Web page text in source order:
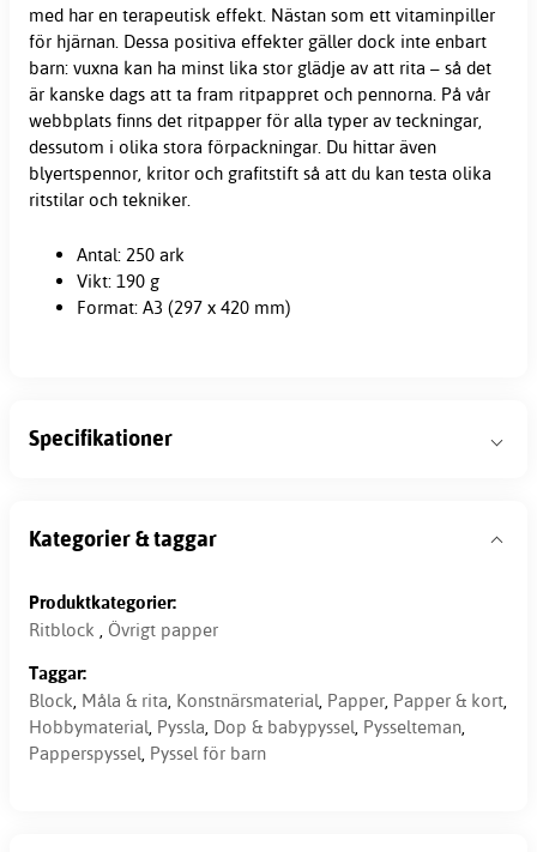
med har en terapeutisk effekt. Nästan som ett vitaminpiller
för hjärnan. Dessa positiva effekter gäller dock inte enbart
barn: vuxna kan ha minst lika stor glädje av att rita – så det
är kanske dags att ta fram ritpappret och pennorna. På vår
webbplats finns det ritpapper för alla typer av teckningar,
dessutom i olika stora förpackningar. Du hittar även
blyertspennor, kritor och grafitstift så att du kan testa olika
ritstilar och tekniker.
Antal: 250 ark
Vikt: 190 g
Format: A3 (297 x 420 mm)
Specifikationer
Kategorier & taggar
Produktkategorier:
Ritblock , Övrigt papper
Taggar:
Block, Måla & rita, Konstnärsmaterial, Papper, Papper & kort,
Hobbymaterial, Pyssla, Dop & babypyssel, Pysselteman,
Papperspyssel, Pyssel för barn